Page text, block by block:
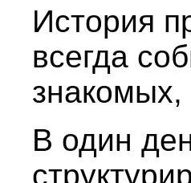
История
всегда
знакомых,
В один